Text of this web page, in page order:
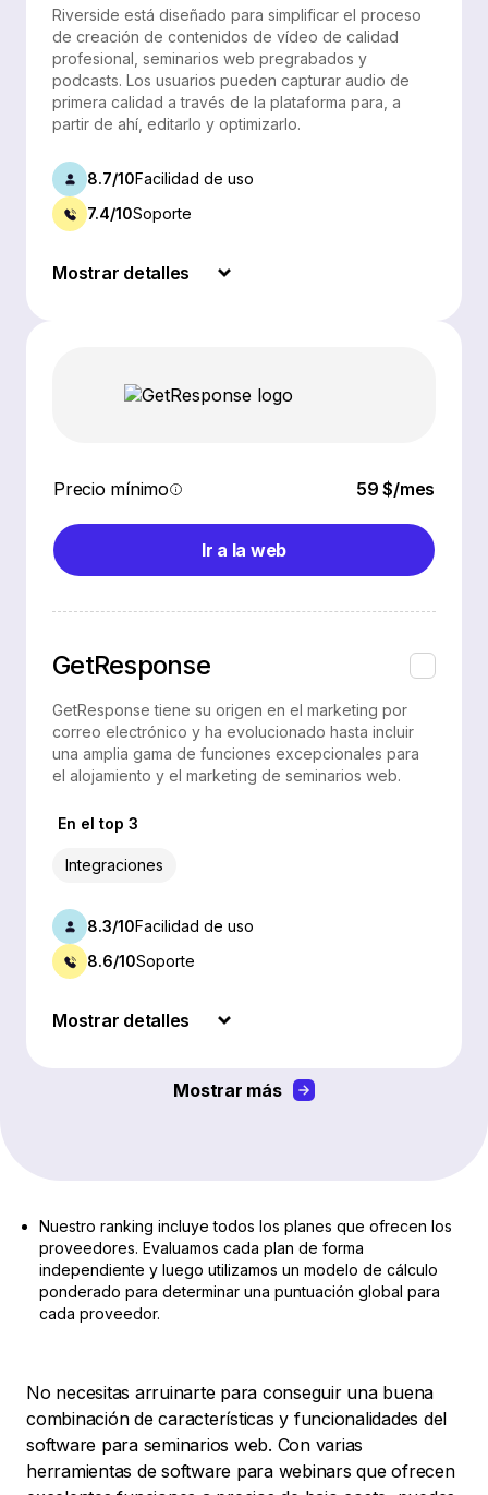
Riverside está diseñado para simplificar el proceso
de creación de contenidos de vídeo de calidad
profesional, seminarios web pregrabados y
podcasts. Los usuarios pueden capturar audio de
primera calidad a través de la plataforma para, a
partir de ahí, editarlo y optimizarlo.
8.7/10Facilidad de uso
7.4/10Soporte
Mostrar detalles
Precio mínimo 59 $/mes
Ir a la web
GetResponse
GetResponse tiene su origen en el marketing por
correo electrónico y ha evolucionado hasta incluir
una amplia gama de funciones excepcionales para
el alojamiento y el marketing de seminarios web.
En el top 3
Integraciones
8.3/10Facilidad de uso
8.6/10Soporte
Mostrar detalles
Mostrar más
Nuestro ranking incluye todos los planes que ofrecen los
proveedores. Evaluamos cada plan de forma
independiente y luego utilizamos un modelo de cálculo
ponderado para determinar una puntuación global para
cada proveedor.
No necesitas arruinarte para conseguir una buena
combinación de características y funcionalidades del
software para seminarios web. Con varias
herramientas de software para webinars que ofrecen